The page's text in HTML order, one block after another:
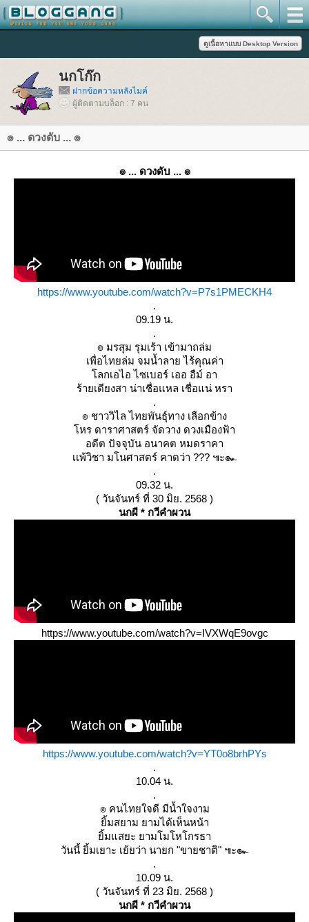
นกโก๊ก
ฝากข้อความหลังไมค์
ผู้ติดตามบล็อก : 7 คน
๏ ... ดวงดับ ... ๏
๏ ... ดวงดับ ... ๏
https://www.youtube.com/watch?v=P7s1PMECKH4
.
09.19 น.
.
๏ มรสุม รุมเร้า เข้ามาถล่ม
เพื่อไทยล่ม จมน้ำลาย ไร้คุณค่า
ลกเอไอ ไซเบอร์ เออ อืม์ อา
ร้ายเดียงสา น่าเชื่อแหล เชื่อแน่ หรา
.
๏ ชาววิไล ไทยพันธุ์ทาง เลือกข้าง
หร ดาราศาสตร์ จัดวาง ดวงเมืองฟ้า
อดีต ปัจจุบัน อนาคต หมดราคา
เเพ้วิชา มโนศาสตร์ คาดว่า ??? ๚ะ๛
.
09.32 น.
( วันจันทร์ ที่ 30 มิย. 2568 )
นกผี * กวีคำผวน
https://www.youtube.com/watch?v=IVXWqE9ovgc
https://www.youtube.com/watch?v=YT0o8brhPYs
.
10.04 น.
.
๏ คนไทยใจดี มีน้ำใจงาม
ิ้มสยาม ยามได้เห็นหน้า
ิ้มแสยะ ยามโมโหโกรธา
วันนี้ ยิ้มเยาะ เย้ยว่า นายก "ขายชาติ" ๚ะ๛
.
10.09 น.
( วันจันทร์ ที่ 23 มิย. 2568 )
นกผี * กวีคำผวน